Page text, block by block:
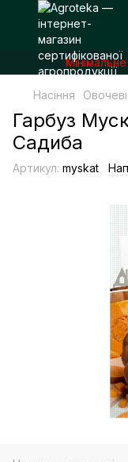
Насіння
Гарбуз
Садиба
Артикул: myskat